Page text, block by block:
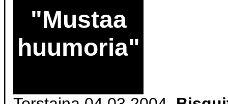
"Mustaa
huumoria"